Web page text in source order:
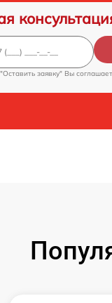
заявку" Вы